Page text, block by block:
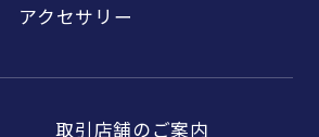
アクセサリー
取引店舗のご案内